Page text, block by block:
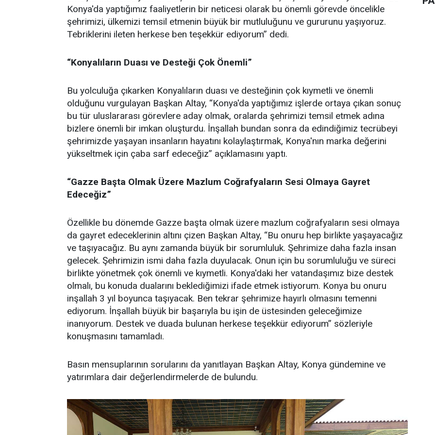
Konya'da yaptığımız faaliyetlerin bir neticesi olarak bu önemli görevde öncelikle
şehrimizi, ülkemizi temsil etmenin büyük bir mutluluğunu ve gururunu yaşıyoruz.
Tebriklerini ileten herkese ben teşekkür ediyorum” dedi.
“Konyalıların Duası ve Desteği Çok Önemli”
Bu yolculuğa çıkarken Konyalıların duası ve desteğinin çok kıymetli ve önemli
olduğunu vurgulayan Başkan Altay, “Konya'da yaptığımız işlerde ortaya çıkan sonuç
bu tür uluslararası görevlere aday olmak, oralarda şehrimizi temsil etmek adına
bizlere önemli bir imkan oluşturdu. İnşallah bundan sonra da edindiğimiz tecrübeyi
şehrimizde yaşayan insanların hayatını kolaylaştırmak, Konya'nın marka değerini
yükseltmek için çaba sarf edeceğiz” açıklamasını yaptı.
“Gazze Başta Olmak Üzere Mazlum Coğrafyaların Sesi Olmaya Gayret
Edeceğiz”
Özellikle bu dönemde Gazze başta olmak üzere mazlum coğrafyaların sesi olmaya
da gayret edeceklerinin altını çizen Başkan Altay, “Bu onuru hep birlikte yaşayacağız
ve taşıyacağız. Bu aynı zamanda büyük bir sorumluluk. Şehrimize daha fazla insan
gelecek. Şehrimizin ismi daha fazla duyulacak. Onun için bu sorumluluğu ve süreci
birlikte yönetmek çok önemli ve kıymetli. Konya'daki her vatandaşımız bize destek
olmalı, bu konuda dualarını beklediğimizi ifade etmek istiyorum. Konya bu onuru
inşallah 3 yıl boyunca taşıyacak. Ben tekrar şehrimize hayırlı olmasını temenni
ediyorum. İnşallah büyük bir başarıyla bu işin de üstesinden geleceğimize
inanıyorum. Destek ve duada bulunan herkese teşekkür ediyorum” sözleriyle
konuşmasını tamamladı.
Basın mensuplarının sorularını da yanıtlayan Başkan Altay, Konya gündemine ve
yatırımlara dair değerlendirmelerde de bulundu.